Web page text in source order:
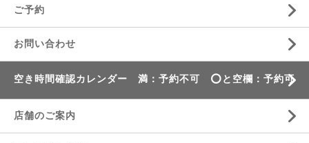
ご予約
お問い合わせ
空き時間確認カレンダー 満：予約不可 ⭕️と空欄：予約可
店舗のご案内